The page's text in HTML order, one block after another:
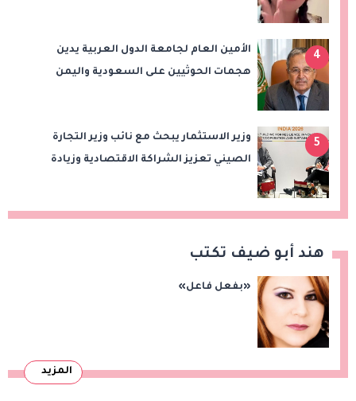
4
الأمين العام لجامعة الدول العربية يدين
هجمات الحوثيين على السعودية واليمن
5
وزير الاستثمار يبحث مع نائب وزير التجارة
الصيني تعزيز الشراكة الاقتصادية وزيادة
هند أبو ضيف تكتب
«بفعل فاعل»
المزيد